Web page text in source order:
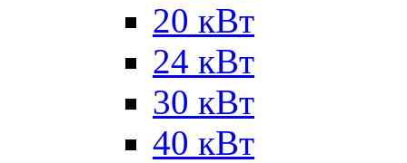
20 кВт
24 кВт
30 кВт
40 кВт